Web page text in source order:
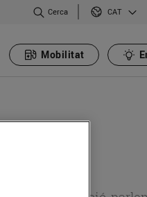
Cerca CAT
Mobilitat